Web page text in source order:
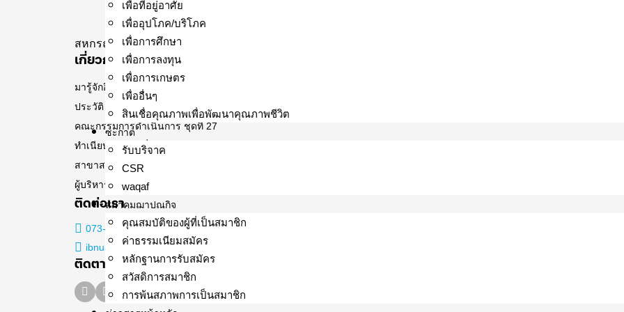
เพื่อที่อยู่อาศัย
เพื่ออุปโภค/บริโภค
เพื่อการศึกษา
เพื่อการลงทุน
เพื่อการเกษตร
เพื่ออื่นๆ
สินเชื่อคุณภาพเพื่อพัฒนาคุณภาพชีวิต
ซะกาต
รับบริจาค
CSR
waqaf
สมาคมฌาปณกิจ
คุณสมบัติของผู้ที่เป็นสมาชิก
ค่าธรรมเนียมสมัคร
หลักฐานการรับสมัคร
สวัสดิการสมาชิก
การพ้นสภาพการเป็นสมาชิก
สหกรณ์อิสลาม อิบนูอัฟฟาน จำกัด
เกี่ยวกับอิบนูอัฟฟาน
มารู้จักอิบนูอัฟฟาน
ประวัติ อุษมาน บิน อัฟฟาน
คณะกรรมการดำเนินการ ชุดที่ 27
ทำเนียบเจ้าหน้าที่
สาขาสหกรณ์อิสลาม อิบนูอัฟฟาน จำกัด
ผู้บริหารสหกรณ์
ติดต่อเรา
073-337-646 หรือ 093-5808055
ibnuaffan1421@gmail.com
ติดตามข่าวสาร